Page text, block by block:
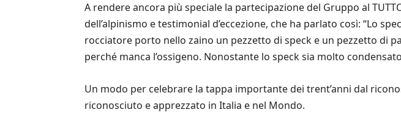
A rendere ancora più speciale la partecipazione del Gruppo al
dell’alpinismo e testimonial d’eccezione, che ha parlato così: “Lo
rocciatore porto nello zaino un pezzetto di speck e un pezzetto di
perché manca l’ossigeno. Nonostante lo speck sia molto
Un modo per celebrare la tappa importante dei trent’anni dal
riconosciuto e apprezzato in Italia e nel Mondo.